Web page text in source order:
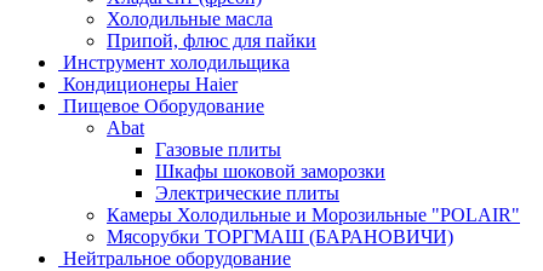
Холодильные масла
Припой, флюс для пайки
Инструмент холодильщика
Кондиционеры Haier
Пищевое Оборудование
Abat
Газовые плиты
Шкафы шоковой заморозки
Электрические плиты
Камеры Холодильные и Морозильные "POLAIR"
Мясорубки ТОРГМАШ (БАРАНОВИЧИ)
Нейтральное оборудование